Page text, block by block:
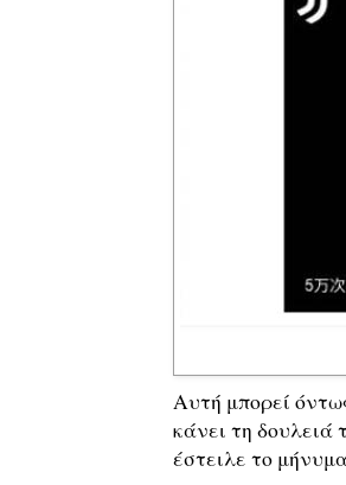
Αυτή μπορεί
κάνει τη δουλειά
έστειλε το